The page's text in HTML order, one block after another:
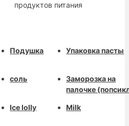
продуктов питания
Подушка
соль
Ice lolly
Упаковка пасты
Заморозка на
палочке
Milk